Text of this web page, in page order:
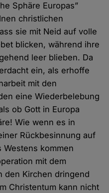
Sphäre Europas”
christlichen
sie mit Neid auf volle
blicken, während ihre
leer blieben. Da
ein, als erhoffe
mit den
eine Wiederbelebung
ob Gott in Europa
Wie wenn es in
Rückbesinnung auf
kommen
mit dem
den Kirchen dringend
Christentum kann nicht